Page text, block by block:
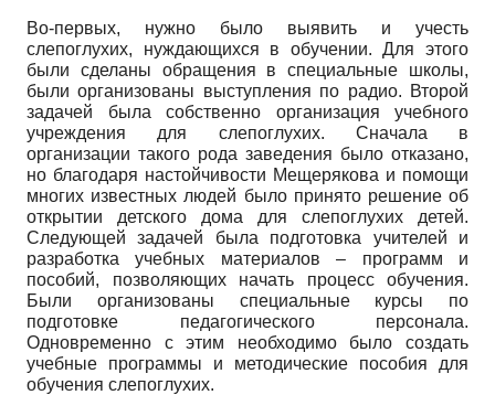
Во-первых, нужно было выявить и учесть
слепоглухих, нуждающихся в обучении. Для этого
были сделаны обращения в специальные школы,
были организованы выступления по радио. Второй
задачей была собственно организация учебного
учреждения для слепоглухих. Сначала в
организации такого рода заведения было отказано,
но благодаря настойчивости Мещерякова и помощи
многих известных людей было принято решение об
открытии детского дома для слепоглухих детей.
Следующей задачей была подготовка учителей и
разработка учебных материалов – программ и
пособий, позволяющих начать процесс обучения.
Были организованы специальные курсы по
подготовке педагогического персонала.
Одновременно с этим необходимо было создать
учебные программы и методические пособия для
обучения слепоглухих.